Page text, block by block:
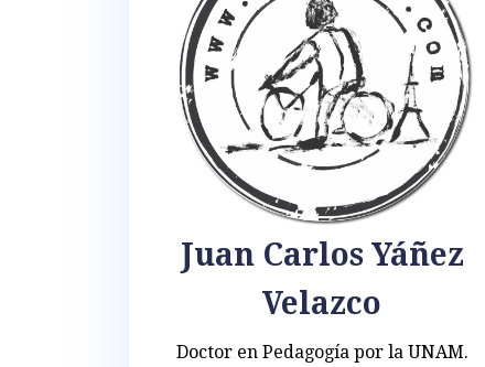
Juan Carlos Yáñez
Velazco
Doctor en Pedagogía por la UNAM.